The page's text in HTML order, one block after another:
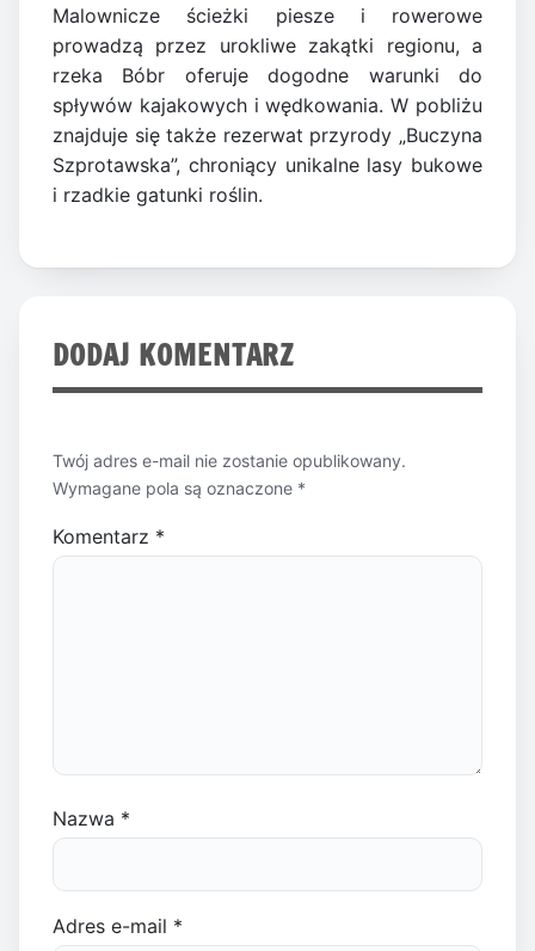
Malownicze ścieżki piesze i rowerowe
prowadzą przez urokliwe zakątki regionu, a
rzeka Bóbr oferuje dogodne warunki do
spływów kajakowych i wędkowania. W pobliżu
znajduje się także rezerwat przyrody „Buczyna
Szprotawska”, chroniący unikalne lasy bukowe
i rzadkie gatunki roślin.
DODAJ KOMENTARZ
Twój adres e-mail nie zostanie opublikowany.
Wymagane pola są oznaczone *
Komentarz *
Nazwa *
Adres e-mail *